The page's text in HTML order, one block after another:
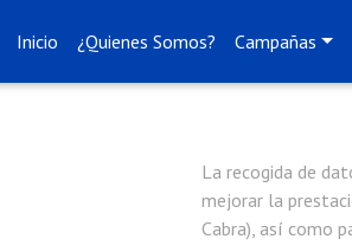
Inicio ¿Quienes Somos? Campañas
La recogida de
mejorar la
Cabra), así como